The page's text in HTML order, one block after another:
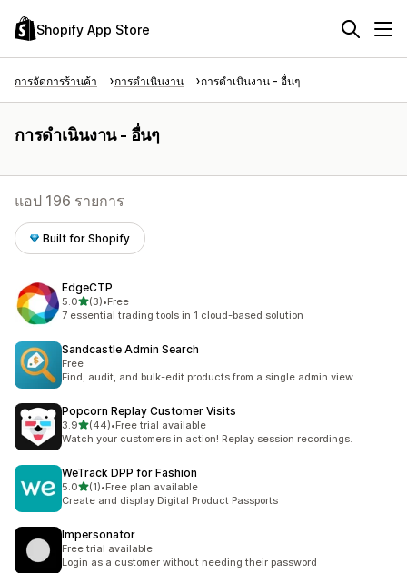
Shopify App Store
การจัดการร้านค้า การดำเนินงาน การดำเนินงาน - อื่นๆ
การดำเนินงาน - อื่นๆ
แอป 196 รายการ
Built for Shopify
EdgeCTP
5.0เต็ม 5 ดาว
(3)
ทั้งหมด 3 รีวิว
•Free
7 essential trading tools in 1 cloud-based solution
Sandcastle Admin Search
Free
Find, audit, and bulk-edit products from a single admin view.
Popcorn Replay Customer Visits
3.9เต็ม 5 ดาว
(44)
ทั้งหมด 44 รีวิว
•Free trial available
Watch your customers in action! Replay session recordings.
WeTrack DPP for Fashion
5.0เต็ม 5 ดาว
(1)
ทั้งหมด 1 รีวิว
•Free plan available
Create and display Digital Product Passports
Impersonator
Free trial available
Login as a customer without needing their password